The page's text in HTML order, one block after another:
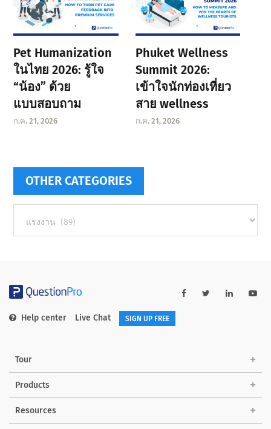
Pet Humanization
ในไทย 2026: รู้ใจ
“น้อง” ด้วย
แบบสอบถาม
ก.ค. 21, 2026
Phuket Wellness
Summit 2026:
เข้าใจนักท่องเที่ยว
สาย wellness
ก.ค. 21, 2026
OTHER CATEGORIES
categories
Help center Live Chat SIGN UP FREE
Tour
Products
Resources